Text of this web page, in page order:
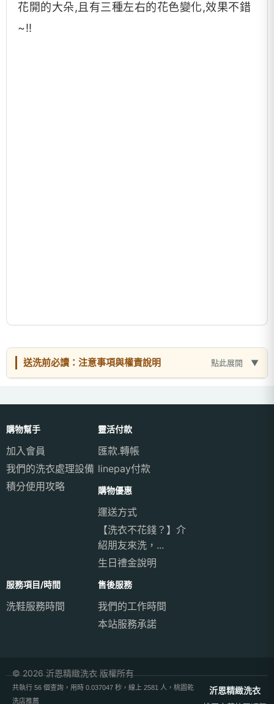
花開的大朵,且有三種左右的花色變化,效果不錯
~!!
送洗前必讀：注意事項與權責說明 點此展開
購物幫手
加入會員
我們的洗衣處理設備
積分使用攻略
靈活付款
匯款.轉帳
linepay付款
購物優惠
運送方式
【洗衣不花錢？】介
紹朋友來洗，...
生日禮金說明
服務項目/時間
洗鞋服務時間
售後服務
我們的工作時間
本站服務承諾
© 2026 沂恩精緻洗衣 版權所有
共執行 56 個查詢，用時 0.037047 秒，線上 2581 人，桃園乾
洗店推薦
沂恩精緻洗衣